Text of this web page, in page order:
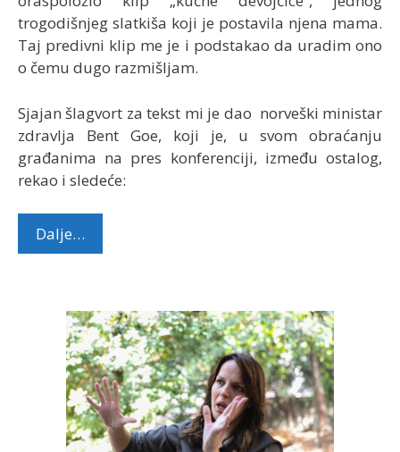
trogodišnjeg slatkiša koji je postavila njena mama.
Taj predivni klip me je i podstakao da uradim ono
o čemu dugo razmišljam.
Sjajan šlagvort za tekst mi je dao norveški ministar
zdravlja Bent Goe, koji je, u svom obraćanju
građanima na pres konferenciji, između ostalog,
rekao i sledeće:
Dalje…